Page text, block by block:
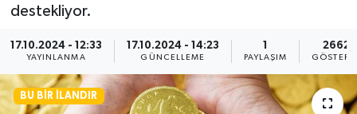
destekliyor.
17.10.2024 - 12:33
YAYINLANMA
17.10.2024 - 14:23
GÜNCELLEME
1
PAYLAŞIM
2662
BU BIR İLANDIR
GÜNDEM
KEMERBURGAZ
KÜLTÜR - SANAT